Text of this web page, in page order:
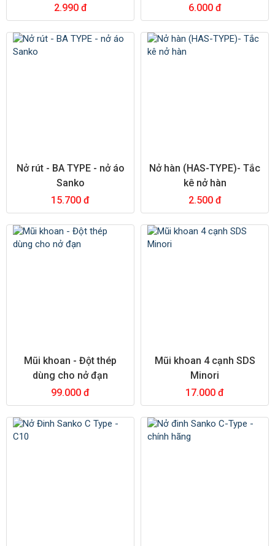
2.990 đ
6.000 đ
Nở rút - BA TYPE - nở áo
Sanko
15.700 đ
Nở hàn (HAS-TYPE)- Tắc
kê nở hàn
2.500 đ
Mũi khoan - Đột thép
dùng cho nở đạn
99.000 đ
Mũi khoan 4 cạnh SDS
Minori
17.000 đ